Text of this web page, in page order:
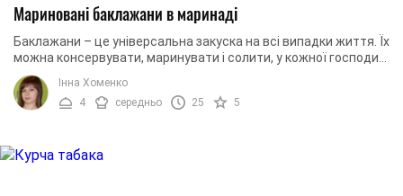
Мариновані баклажани в маринаді
Баклажани – це універсальна закуска на всі випадки життя. Їх
можна консервувати, маринувати і солити, у кожної господині
свій рецепт їх приготування. ...
Інна Хоменко
4
середньо 25 5